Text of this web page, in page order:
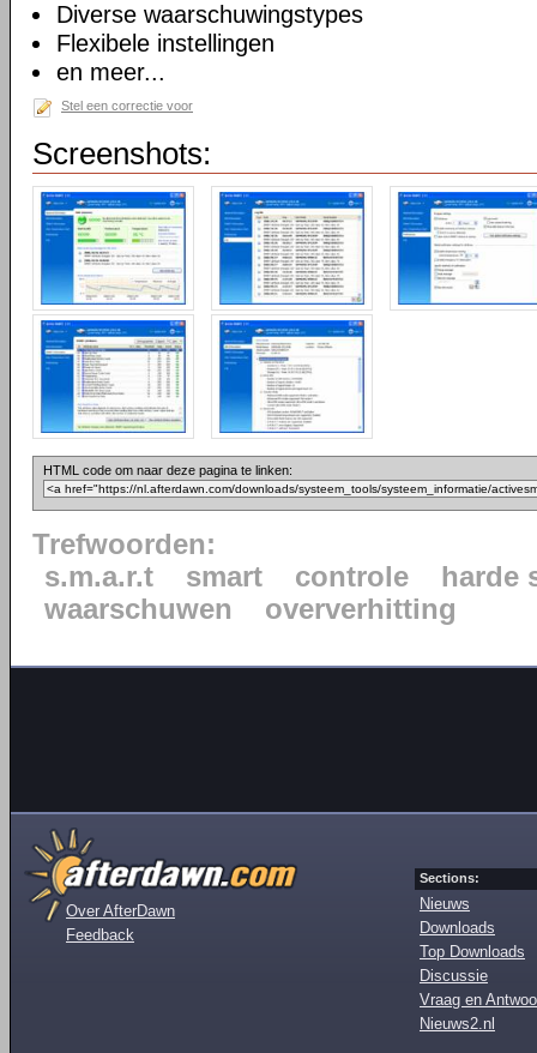
Diverse waarschuwingstypes
Flexibele instellingen
en meer...
Stel een correctie voor
Screenshots:
HTML code om naar deze pagina te linken:
Trefwoorden:
s.m.a.r.t
smart controle
harde
waarschuwen
oververhitting
Over AfterDawn
Feedback
Sections:
Nieuws
Downloads
Top Downloads
Discussie
Vraag en
Nieuws2.nl